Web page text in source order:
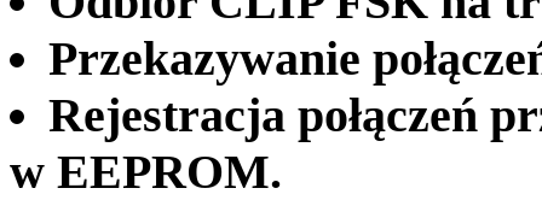
Przekazywanie
Rejestracja połączeń
w EEPROM.